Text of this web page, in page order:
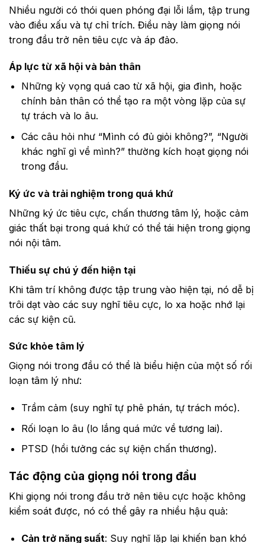
Nhiều người có thói quen phóng đại lỗi lầm, tập trung
vào điều xấu và tự chỉ trích. Điều này làm giọng nói
trong đầu trở nên tiêu cực và áp đảo.
Áp lực từ xã hội và bản thân
Những kỳ vọng quá cao từ xã hội, gia đình, hoặc
chính bản thân có thể tạo ra một vòng lặp của sự
tự trách và lo âu.
Các câu hỏi như “Mình có đủ giỏi không?”, “Người
khác nghĩ gì về mình?” thường kích hoạt giọng nói
trong đầu.
Ký ức và trải nghiệm trong quá khứ
Những ký ức tiêu cực, chấn thương tâm lý, hoặc cảm
giác thất bại trong quá khứ có thể tái hiện trong giọng
nói nội tâm.
Thiếu sự chú ý đến hiện tại
Khi tâm trí không được tập trung vào hiện tại, nó dễ bị
trôi dạt vào các suy nghĩ tiêu cực, lo xa hoặc nhớ lại
các sự kiện cũ.
Sức khỏe tâm lý
Giọng nói trong đầu có thể là biểu hiện của một số rối
loạn tâm lý như:
Trầm cảm (suy nghĩ tự phê phán, tự trách móc).
Rối loạn lo âu (lo lắng quá mức về tương lai).
PTSD (hồi tưởng các sự kiện chấn thương).
Tác động của giọng nói trong đầu
Khi giọng nói trong đầu trở nên tiêu cực hoặc không
kiểm soát được, nó có thể gây ra nhiều hậu quả:
Cản trở năng suất: Suy nghĩ lặp lại khiến bạn khó